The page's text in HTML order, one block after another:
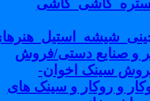
صنایع دستی/فروش
سینک اخوان-
و روکار و سینک های